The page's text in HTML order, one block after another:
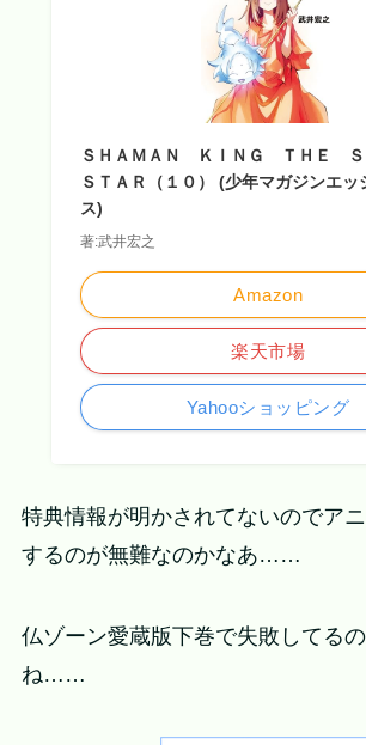
ＳＨＡＭＡＮ ＫＩＮＧ ＴＨＥ
ＳＴＡＲ（１０） (少年マガジンエッ
ス)
著:武井宏之
Amazon
楽天市場
Yahooショッピング
特典情報が明かされてないのでア
するのが無難なのかなあ……
仏ゾーン愛蔵版下巻で失敗してる
ね……